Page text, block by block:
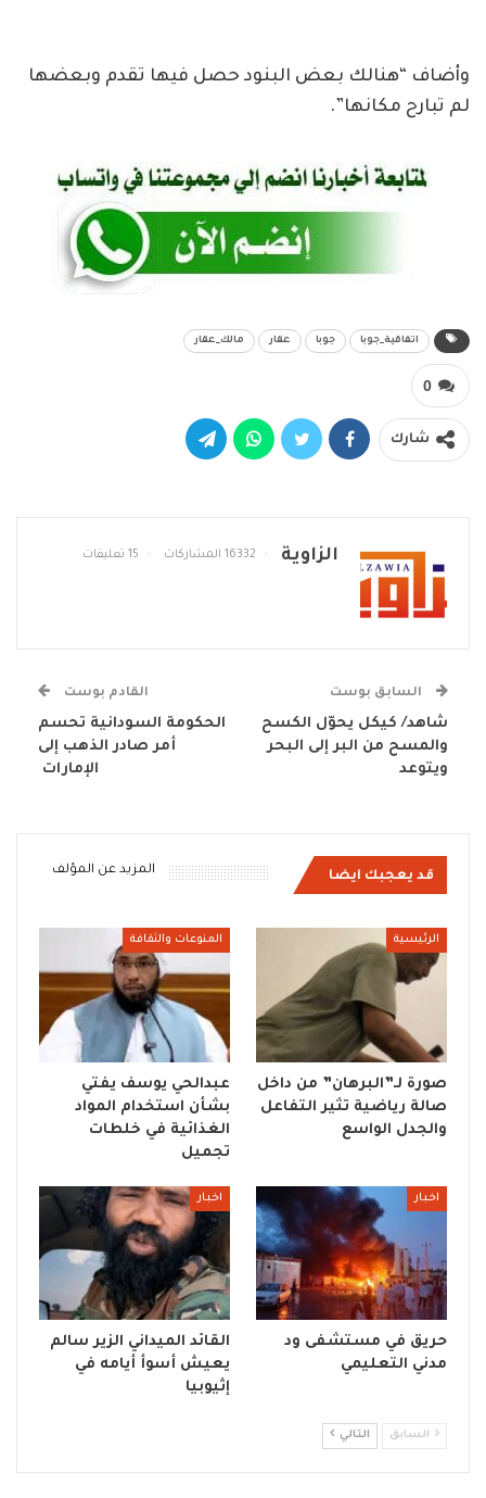
وأضاف “هنالك بعض البنود حصل فيها تقدم وبعضها
لم تبارح مكانها”.
اتفاقية_جوبا جوبا عقار مالك_عقار
0
شارك
الزاوية 16332 المشاركات 15 تعليقات
السابق بوست
شاهد/ كيكل يحوّل الكسح
والمسح من البر إلى البحر
ويتوعد
القادم بوست
الحكومة السودانية تحسم
أمر صادر الذهب إلى
الإمارات
قد يعجبك ايضا المزيد عن المؤلف
الرئيسية
صورة لـ”البرهان” من داخل
صالة رياضية تثير التفاعل
والجدل الواسع
المنوعات والثقافة
عبدالحي يوسف يفتي
بشأن استخدام المواد
الغذائية في خلطات
تجميل
اخبار
حريق في مستشفى ود
مدني التعليمي
اخبار
القائد الميداني الزير سالم
يعيش أسوأ أيامه في
إثيوبيا
السابق التالي